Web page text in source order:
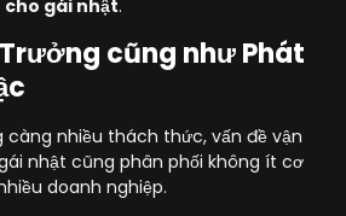
gái nhật.
cũng như Phát
càng nhiều thách thức, vấn đề vận
nhật cũng phân phối không ít cơ
doanh nghiệp.